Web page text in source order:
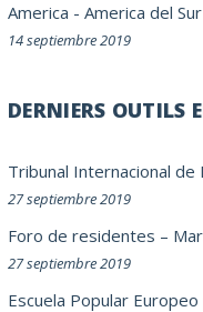
America - America del Sur
14 septiembre 2019
DERNIERS OUTILS
Tribunal Internacional de
27 septiembre 2019
Foro de residentes –
27 septiembre 2019
Escuela Popular